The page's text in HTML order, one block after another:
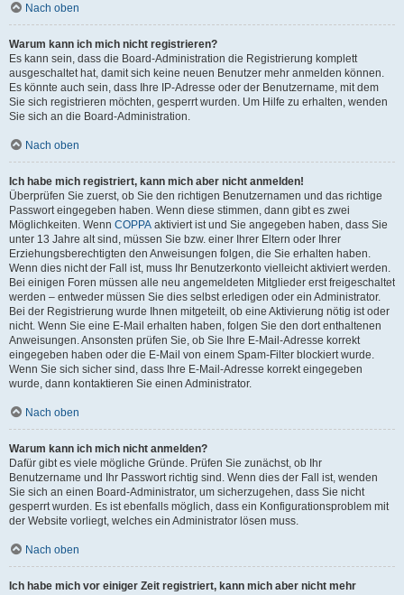
Nach oben
Warum kann ich mich nicht registrieren?
Es kann sein, dass die Board-Administration die Registrierung komplett
ausgeschaltet hat, damit sich keine neuen Benutzer mehr anmelden können.
Es könnte auch sein, dass Ihre IP-Adresse oder der Benutzername, mit dem
Sie sich registrieren möchten, gesperrt wurden. Um Hilfe zu erhalten, wenden
Sie sich an die Board-Administration.
Nach oben
Ich habe mich registriert, kann mich aber nicht anmelden!
Überprüfen Sie zuerst, ob Sie den richtigen Benutzernamen und das richtige
Passwort eingegeben haben. Wenn diese stimmen, dann gibt es zwei
Möglichkeiten. Wenn COPPA aktiviert ist und Sie angegeben haben, dass Sie
unter 13 Jahre alt sind, müssen Sie bzw. einer Ihrer Eltern oder Ihrer
Erziehungsberechtigten den Anweisungen folgen, die Sie erhalten haben.
Wenn dies nicht der Fall ist, muss Ihr Benutzerkonto vielleicht aktiviert werden.
Bei einigen Foren müssen alle neu angemeldeten Mitglieder erst freigeschaltet
werden – entweder müssen Sie dies selbst erledigen oder ein Administrator.
Bei der Registrierung wurde Ihnen mitgeteilt, ob eine Aktivierung nötig ist oder
nicht. Wenn Sie eine E-Mail erhalten haben, folgen Sie den dort enthaltenen
Anweisungen. Ansonsten prüfen Sie, ob Sie Ihre E-Mail-Adresse korrekt
eingegeben haben oder die E-Mail von einem Spam-Filter blockiert wurde.
Wenn Sie sich sicher sind, dass Ihre E-Mail-Adresse korrekt eingegeben
wurde, dann kontaktieren Sie einen Administrator.
Nach oben
Warum kann ich mich nicht anmelden?
Dafür gibt es viele mögliche Gründe. Prüfen Sie zunächst, ob Ihr
Benutzername und Ihr Passwort richtig sind. Wenn dies der Fall ist, wenden
Sie sich an einen Board-Administrator, um sicherzugehen, dass Sie nicht
gesperrt wurden. Es ist ebenfalls möglich, dass ein Konfigurationsproblem mit
der Website vorliegt, welches ein Administrator lösen muss.
Nach oben
Ich habe mich vor einiger Zeit registriert, kann mich aber nicht mehr